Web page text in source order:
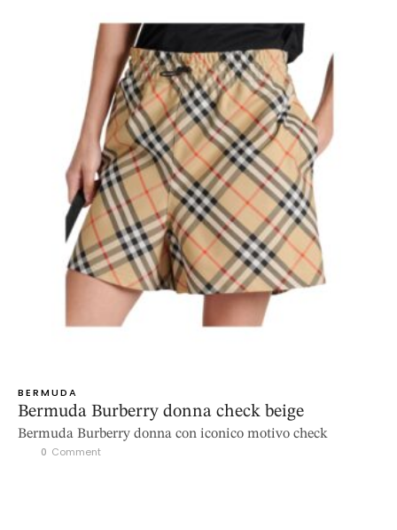
BERMUDA
Bermuda Burberry donna check beige
Bermuda Burberry donna con iconico motivo check
0 Comment